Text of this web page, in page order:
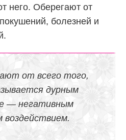
него. Оберегают от
болезней и
от всего того,
дурным
— негативным
воздействием.